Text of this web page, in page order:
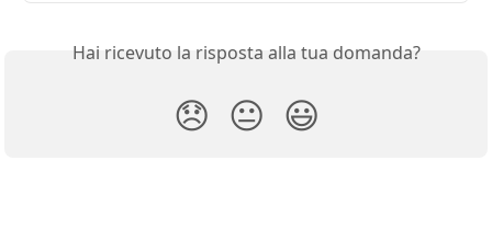
Hai ricevuto la risposta alla tua domanda?
😞 😐 😃